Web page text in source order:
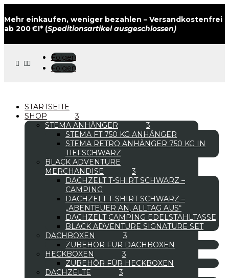
Mehr einkaufen, weniger bezahlen – Versandkostenfrei
ab 200 €!* (Speditionsartikel ausgeschlossen)
 
Folgen
Folgen
STARTSEITE
SHOP
STEMA ANHÄNGER
STEMA FT 750 KG ANHÄNGER
STEMA RETRO ANHÄNGER 750 KG IN
TIEFSCHWARZ
BLACK ADVENTURE
MERCHANDISE
DACHZELT T-SHIRT SCHWARZ –
CAMPING
DACHZELT T-SHIRT SCHWARZ –
„ABENTEUER AN, ALLTAG AUS“
DACHZELT CAMPING EDELSTAHLTASSE
BLACK ADVENTURE SIGNATURE SET
DACHBOXEN
ZUBEHÖR FÜR DACHBOXEN
HECKBOXEN
ZUBEHÖR FÜR HECKBOXEN
DACHZELTE